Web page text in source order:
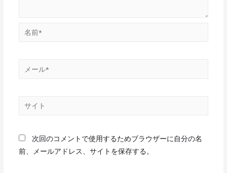
次回のコメントで使用するためブラウザーに自分の名
前、メールアドレス、サイトを保存する。